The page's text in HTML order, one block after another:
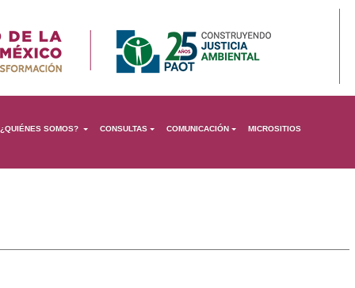
¿QUIÉNES SOMOS? CONSULTAS COMUNICACIÓN MICROSITIOS